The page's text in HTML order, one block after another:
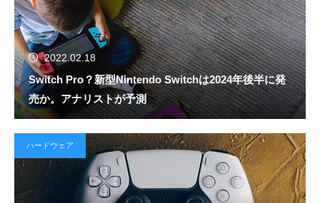
2022.02.18
Switch Pro？新型Nintendo Switchは2024年後半に発
売か。アナリストが予測
ハードウェア